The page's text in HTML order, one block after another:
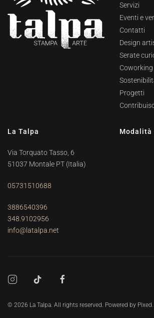
Servizi
Eventi e
Contatti
Design
Serate
Coworking
Progetti
La Talpa
Via Torquato Tasso, 6
51037 Montale PT (Italia)
05731510688
3886540396
348.9102956
info@latalpa.net
Modalità
© 2026 La Talpa. All rights reserved. Powered by Pixed.